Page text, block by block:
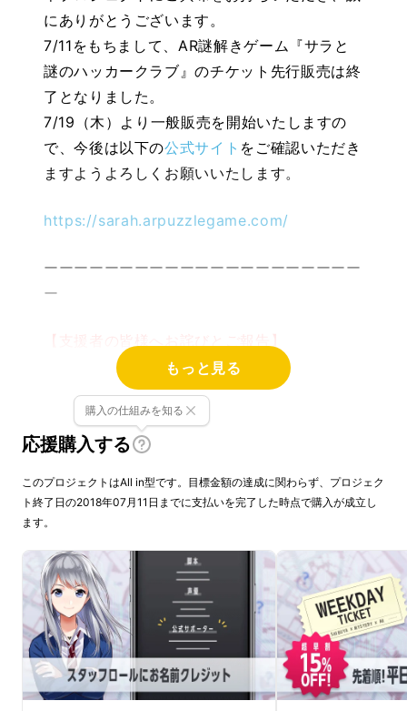
にありがとうございます。
7/11をもちまして、AR謎解きゲーム『サラと
謎のハッカークラブ』のチケット先行販売は終
了となりました。
7/19（木）より一般販売を開始いたしますの
で、今後は以下の公式サイト をご確認いただき
ますようよろしくお願いいたします。
https://sarah.arpuzzlegame.com/
ーーーーーーーーーーーーーーーーーーーーー
ー
【支援者の皆様へお詫びとご報告】
この度は、プロジェクトにご支援頂きまして誠
にありがとうございます。
早期に支援を決めてくださった皆様に、お詫び
とご報告がございます。
当初、新感覚謎解きゲーム『サラと謎のハッ
ることが決定いたしました。
ご支援者の皆様には多大なるご迷惑をお掛けし
ますことを心よりお詫び申し上げます
詳細については活動レポート
をご確認いただけ
ますと幸いです。
もっと見る
応援購入する
購入の仕組みを知る
このプロジェクトはAll in型です。目標金額の達成に関わらず、プロジェク
ト終了日の2018年07月11日までに支払いを完了した時点で購入が成立し
ます。